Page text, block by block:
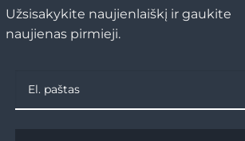
Užsisakykite naujienlaiškį ir gaukite
naujienas pirmieji.